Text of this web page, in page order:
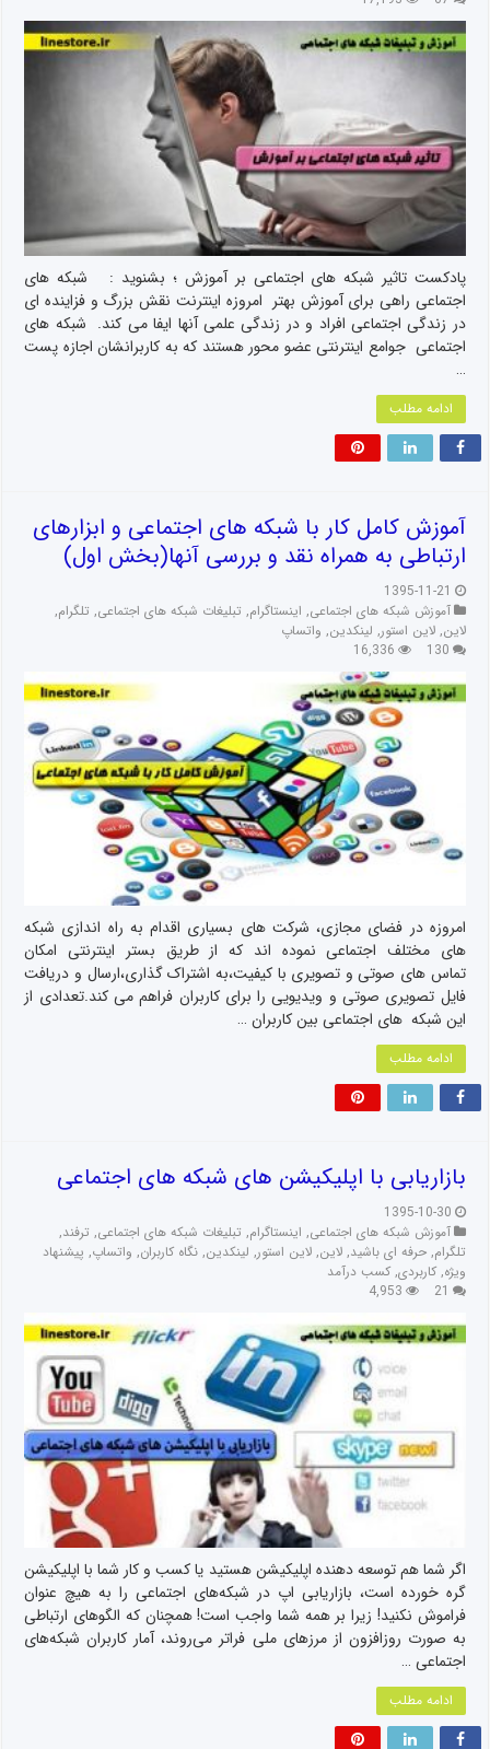
پادکست تاثیر شبکه های اجتماعی بر آموزش ؛ بشنوید : شبکه های
اجتماعی راهی برای آموزش بهتر امروزه اینترنت نقش بزرگ و فزاینده ای
در زندگی اجتماعی افراد و در زندگی علمی آنها ایفا می کند. شبکه های
اجتماعی جوامع اینترنتی عضو محور هستند که به کاربرانشان اجازه پست
…
ادامه مطلب
آموزش کامل کار با شبکه های اجتماعی و ابزارهای
ارتباطی به همراه نقد و بررسی آنها(بخش اول)
1395-11-21
آموزش شبکه های اجتماعی, اینستاگرام, تبلیغات شبکه های اجتماعی, تلگرام,
لاین, لاین استور, لینکدین, واتساپ
130
16,336
امروزه در فضای مجازی، شرکت های بسیاری اقدام به راه اندازی شبکه
های مختلف اجتماعی نموده اند که از طریق بستر اینترنتی امکان
تماس های صوتی و تصویری با کیفیت،به اشتراک گذاری،ارسال و دریافت
فایل تصویری صوتی و ویدیویی را برای کاربران فراهم می کند.تعدادی از
این شبکه های اجتماعی بین کاربران …
ادامه مطلب
بازاریابی با اپلیکیشن های شبکه های اجتماعی
1395-10-30
آموزش شبکه های اجتماعی, اینستاگرام, تبلیغات شبکه های اجتماعی, ترفند,
تلگرام, حرفه ای باشید, لاین, لاین استور, لینکدین, نگاه کاربران, واتساپ, پیشنهاد
ویژه, کاربردی, کسب درآمد
21
4,953
اگر شما هم توسعه دهنده اپلیکیشن هستید یا کسب و کار شما با اپلیکیشن
گره خورده است، بازاریابی اپ در شبکه‌های اجتماعی را به هیچ عنوان
فراموش نکنید! زیرا بر همه شما واجب است! همچنان که الگو‌های ارتباطی
به صورت روزافزون از مرز‌های ملی فراتر می‌روند، آمار کاربران شبکه‌های
اجتماعی …
ادامه مطلب